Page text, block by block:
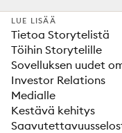
LUE LISÄÄ
Tietoa Storytelistä
Töihin Storytelille
Sovelluksen uudet
Investor Relations
Medialle
Kestävä kehitys